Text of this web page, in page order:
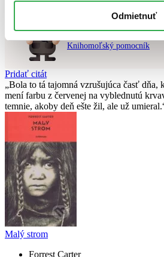
Odmietnuť
Chcete poradiť
Náš pomocník Sherlock
Knihomoľský pomocník
Pridať citát
Bola to tá tajomná vzrušujúca časť dňa,
mení farbu z červenej na vyblednutú
temnie, akoby deň ešte žil, ale už umieral.
Malý strom
Forrest Carter